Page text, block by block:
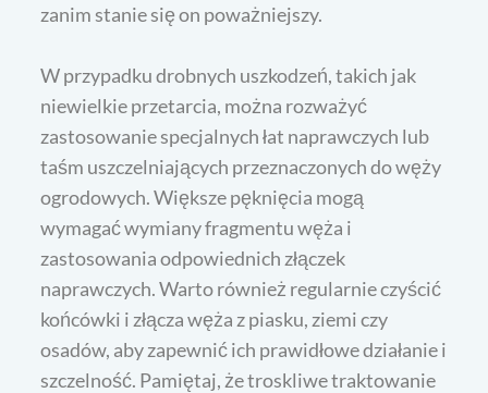
zanim stanie się on poważniejszy.
W przypadku drobnych uszkodzeń, takich jak
niewielkie przetarcia, można rozważyć
zastosowanie specjalnych łat naprawczych lub
taśm uszczelniających przeznaczonych do węży
ogrodowych. Większe pęknięcia mogą
wymagać wymiany fragmentu węża i
zastosowania odpowiednich złączek
naprawczych. Warto również regularnie czyścić
końcówki i złącza węża z piasku, ziemi czy
osadów, aby zapewnić ich prawidłowe działanie i
szczelność. Pamiętaj, że troskliwe traktowanie